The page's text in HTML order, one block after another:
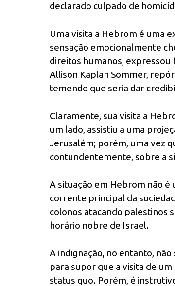
declarado culpado de
Uma visita a Hebrom é uma
sensação emocionalmente
direitos humanos, expressou
Allison Kaplan Sommer,
temendo que seria dar
Claramente, sua visita a
um lado, assistiu a uma
Jerusalém; porém, uma vez
contundentemente, sobre a
A situação em Hebrom não é
corrente principal da
colonos atacando palestinos
horário nobre de Israel.
A indignação, no entanto,
para supor que a visita de
status quo. Porém, é